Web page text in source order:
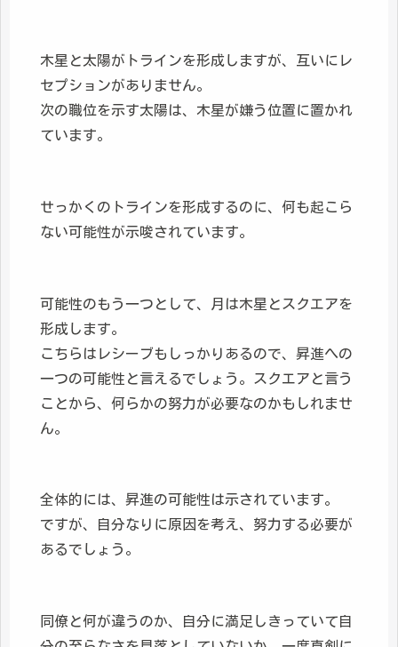
木星と太陽がトラインを形成しますが、互いにレ
セプションがありません。
次の職位を示す太陽は、木星が嫌う位置に置かれ
ています。
せっかくのトラインを形成するのに、何も起こら
ない可能性が示唆されています。
可能性のもう一つとして、月は木星とスクエアを
形成します。
こちらはレシーブもしっかりあるので、昇進への
一つの可能性と言えるでしょう。スクエアと言う
ことから、何らかの努力が必要なのかもしれませ
ん。
全体的には、昇進の可能性は示されています。
ですが、自分なりに原因を考え、努力する必要が
あるでしょう。
同僚と何が違うのか、自分に満足しきっていて自